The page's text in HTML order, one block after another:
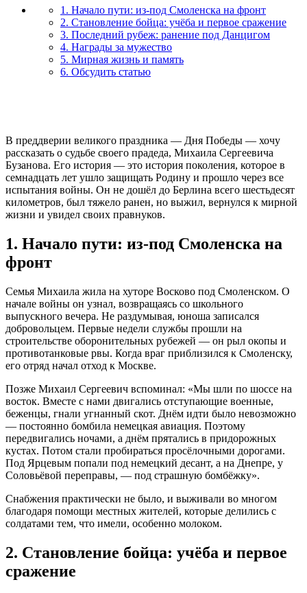
1. Начало пути: из-под Смоленска на фронт
2. Становление бойца: учёба и первое сражение
3. Последний рубеж: ранение под Данцигом
4. Награды за мужество
5. Мирная жизнь и память
6. Обсудить статью
В преддверии великого праздника — Дня Победы — хочу
рассказать о судьбе своего прадеда, Михаила Сергеевича
Бузанова. Его история — это история поколения, которое в
семнадцать лет ушло защищать Родину и прошло через все
испытания войны. Он не дошёл до Берлина всего шестьдесят
километров, был тяжело ранен, но выжил, вернулся к мирной
жизни и увидел своих правнуков.
1. Начало пути: из-под Смоленска на
фронт
Семья Михаила жила на хуторе Восково под Смоленском. О
начале войны он узнал, возвращаясь со школьного
выпускного вечера. Не раздумывая, юноша записался
добровольцем. Первые недели службы прошли на
строительстве оборонительных рубежей — он рыл окопы и
противотанковые рвы. Когда враг приблизился к Смоленску,
его отряд начал отход к Москве.
Позже Михаил Сергеевич вспоминал: «Мы шли по шоссе на
восток. Вместе с нами двигались отступающие военные,
беженцы, гнали угнанный скот. Днём идти было невозможно
— постоянно бомбила немецкая авиация. Поэтому
передвигались ночами, а днём прятались в придорожных
кустах. Потом стали пробираться просёлочными дорогами.
Под Ярцевым попали под немецкий десант, а на Днепре, у
Соловьёвой переправы, — под страшную бомбёжку».
Снабжения практически не было, и выживали во многом
благодаря помощи местных жителей, которые делились с
солдатами тем, что имели, особенно молоком.
2. Становление бойца: учёба и первое
сражение